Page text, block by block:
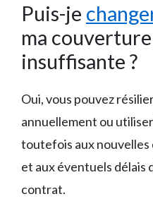
Puis-je
ma
insuffisante ?
Oui, vous pouvez
annuellement ou
toutefois aux nouvelles
et aux éventuels délais
contrat.